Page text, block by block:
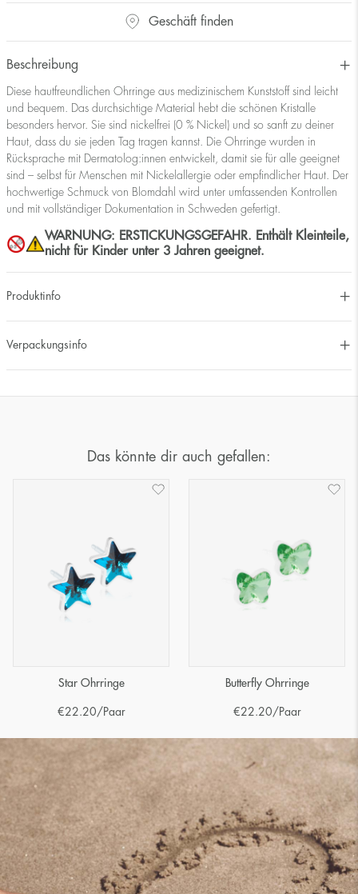
Geschäft finden
Beschreibung
Diese hautfreundlichen Ohrringe aus medizinischem Kunststoff sind leicht
und bequem. Das durchsichtige Material hebt die schönen Kristalle
besonders hervor. Sie sind nickelfrei (0 % Nickel) und so sanft zu deiner
Haut, dass du sie jeden Tag tragen kannst. Die Ohrringe wurden in
Rücksprache mit Dermatolog:innen entwickelt, damit sie für alle geeignet
sind – selbst für Menschen mit Nickelallergie oder empfindlicher Haut. Der
hochwertige Schmuck von Blomdahl wird unter umfassenden Kontrollen
und mit vollständiger Dokumentation in Schweden gefertigt.
WARNUNG: ERSTICKUNGSGEFAHR. Enthält Kleinteile,
nicht für Kinder unter 3 Jahren geeignet.
Produktinfo
Verpackungsinfo
Das könnte dir auch gefallen:
Star Ohrringe
€22.20/Paar
Butterfly Ohrringe
€22.20/Paar